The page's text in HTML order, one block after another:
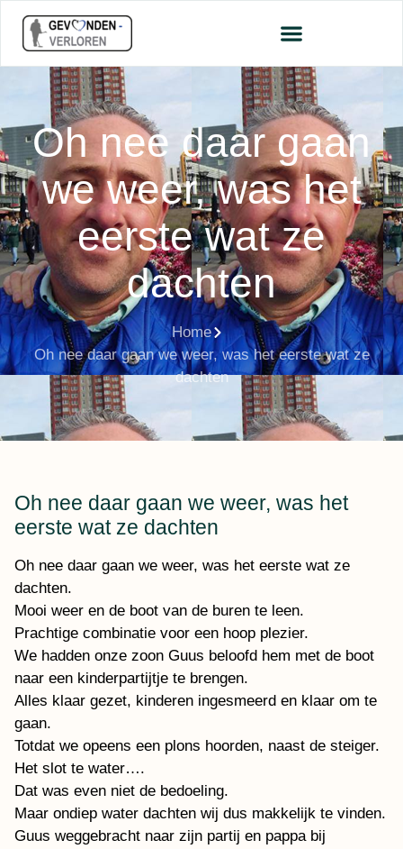
Oh nee daar gaan
we weer, was het
eerste wat ze
dachten
Home
Oh nee daar gaan we weer, was het eerste wat ze
dachten
Oh nee daar gaan we weer, was het
eerste wat ze dachten
Oh nee daar gaan we weer, was het eerste wat ze
dachten.
Mooi weer en de boot van de buren te leen.
Prachtige combinatie voor een hoop plezier.
We hadden onze zoon Guus beloofd hem met de boot
naar een kinderpartijtje te brengen.
Alles klaar gezet, kinderen ingesmeerd en klaar om te
gaan.
Totdat we opeens een plons hoorden, naast de steiger.
Het slot te water….
Dat was even niet de bedoeling.
Maar ondiep water dachten wij dus makkelijk te vinden.
Guus weggebracht naar zijn partij en pappa bij